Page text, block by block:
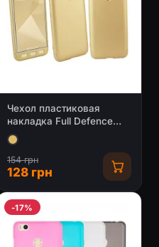
Чехол пластиковая
накладка Full Defence
360' для Xiaomi Redmi 4X
154 грн
128 грн
-17%